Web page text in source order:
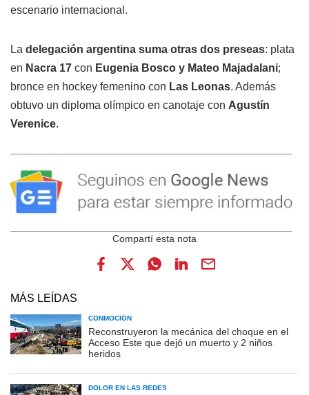
escenario internacional.
La delegación argentina suma otras dos preseas: plata
en Nacra 17 con Eugenia Bosco y Mateo Majadalani;
bronce en hockey femenino con Las Leonas. Además
obtuvo un diploma olímpico en canotaje con Agustín
Verenice.
MÁS LEÍDAS
CONMOCIÓN
Reconstruyeron la mecánica del choque en el
Acceso Este que dejó un muerto y 2 niños
heridos
DOLOR EN LAS REDES